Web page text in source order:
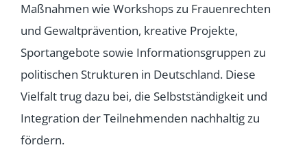
Maßnahmen wie Workshops zu Frauenrechten
und Gewaltprävention, kreative Projekte,
Sportangebote sowie Informationsgruppen zu
politischen Strukturen in Deutschland. Diese
Vielfalt trug dazu bei, die Selbstständigkeit und
Integration der Teilnehmenden nachhaltig zu
fördern.